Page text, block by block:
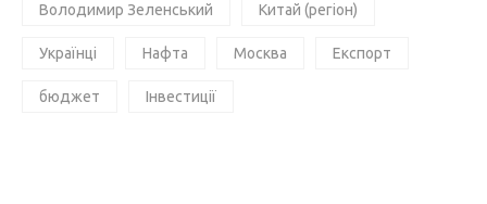
Володимир Зеленський Китай (регіон)
Українці Нафта Москва Експорт
бюджет Інвестиції